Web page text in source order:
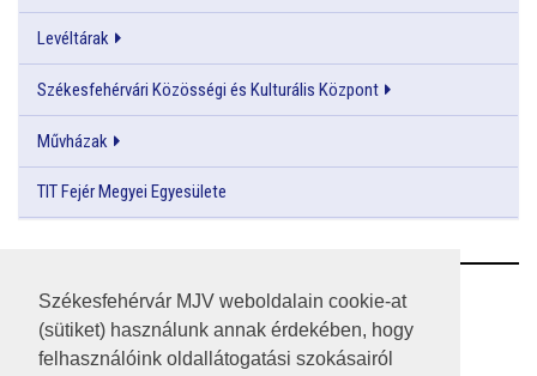
Székesfehérvár MJV weboldalain cookie-at
(sütiket) használunk annak érdekében, hogy
felhasználóink oldallátogatási szokásairól
Levéltárak
Székesfehérvári Közösségi és Kulturális Központ
Művházak
TIT Fejér Megyei Egyesülete
RSS
A HONLAP 2017.03.31-I ÁLLAPOTA